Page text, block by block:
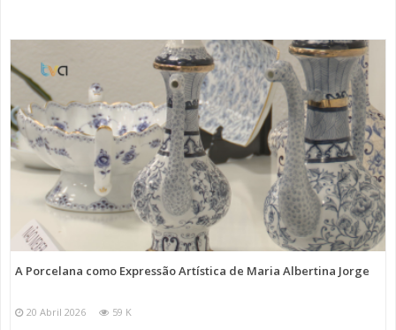
A Porcelana como Expressão Artística de Maria Albertina Jorge
20 Abril 2026 59 K